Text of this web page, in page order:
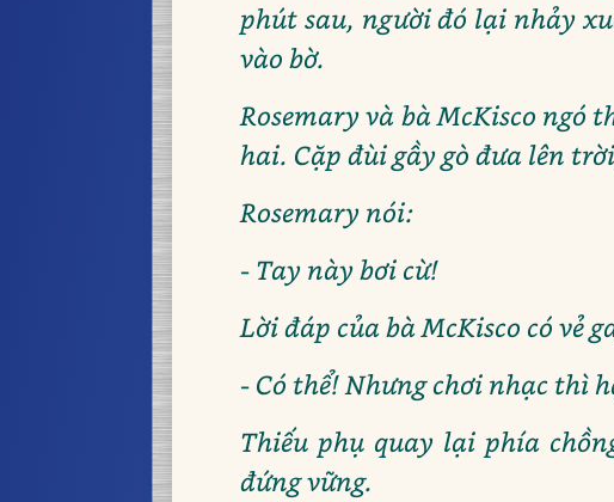
phút sau, người đó lại nhảy
vào bờ.
Rosemary và bà McKisco ngó
hai. Cặp đùi gầy gò đưa lên
Rosemary nói:
- Tay này bơi cừ!
Lời đáp của bà McKisco có vẻ
- Có thể! Nhưng chơi nhạc thì
Thiếu phụ quay lại phía
đứng vững.